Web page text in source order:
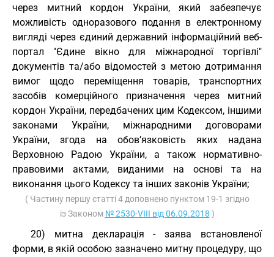
через митний кордон України, який забезпечує
можливість одноразового подання в електронному
вигляді через єдиний державний інформаційний веб-
портал "Єдине вікно для міжнародної торгівлі"
документів та/або відомостей з метою дотримання
вимог щодо переміщення товарів, транспортних
засобів комерційного призначення через митний
кордон України, передбачених цим Кодексом, іншими
законами України, міжнародними договорами
України, згода на обов’язковість яких надана
Верховною Радою України, а також нормативно-
правовими актами, виданими на основі та на
виконання цього Кодексу та інших законів України;
( Частину першу статті 4 доповнено пунктом 19-1 згідно
із Законом № 2530-VIII від 06.09.2018 )
20) митна декларація - заява встановленої
форми, в якій особою зазначено митну процедуру, що